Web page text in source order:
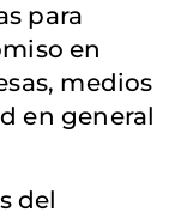
para
en
medios
en general
del